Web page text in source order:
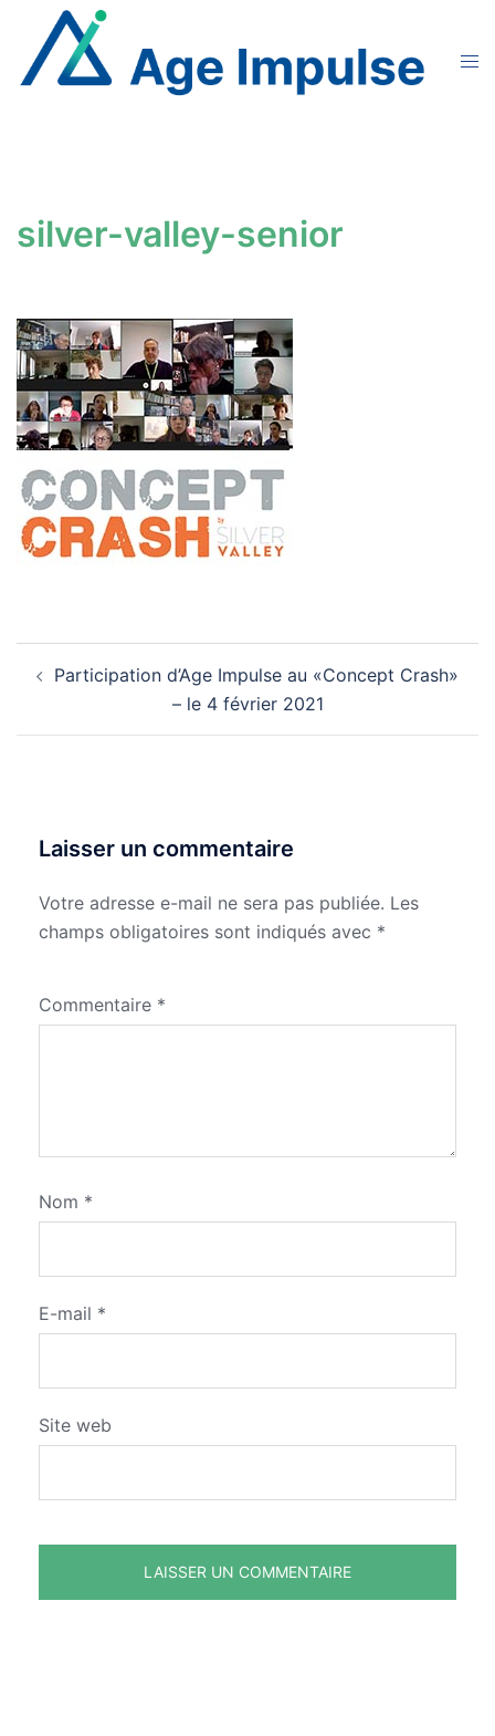
contenu
silver-valley-senior
d’article
Participation d’Age Impulse au «Concept Crash»
– le 4 février 2021
Laisser un commentaire
Votre adresse e-mail ne sera pas publiée. Les
champs obligatoires sont indiqués avec *
Commentaire *
Nom *
E-mail *
Site web